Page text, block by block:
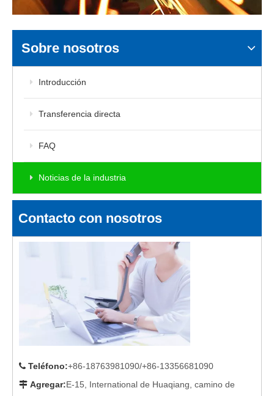
Sobre nosotros
Introducción
Transferencia directa
FAQ
Noticias de la industria
Contacto con nosotros
 Teléfono:+86-18763981090/+86-13356681090
 Agregar:E-15, International de Huaqiang, camino de